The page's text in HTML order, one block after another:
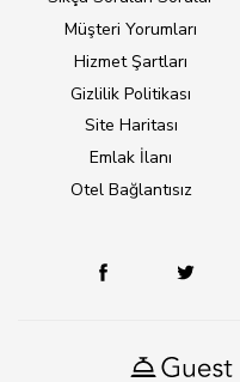
Müşteri Yorumları
Hizmet Şartları
Gizlilik Politikası
Site Haritası
Emlak İlanı
Otel Bağlantısız